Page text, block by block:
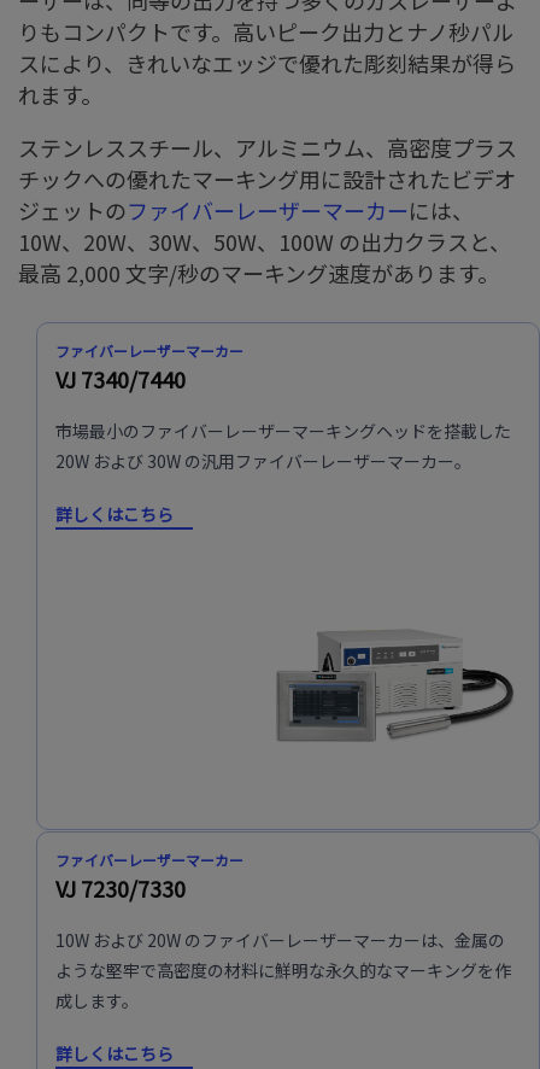
りもコンパクトです。高いピーク出力とナノ秒パル
スにより、きれいなエッジで優れた彫刻結果が得ら
れます。
ステンレススチール、アルミニウム、高密度プラス
チックへの優れたマーキング用に設計されたビデオ
ジェットのファイバーレーザーマーカーには、
10W、20W、30W、50W、100W の出力クラスと、
最高 2,000 文字/秒のマーキング速度があります。
ファイバーレーザーマーカー
VJ 7340/7440
市場最小のファイバーレーザーマーキングヘッドを搭載した
20W および 30W の汎用ファイバーレーザーマーカー。
詳しくはこちら
ファイバーレーザーマーカー
VJ 7230/7330
10W および 20W のファイバーレーザーマーカーは、金属の
ような堅牢で高密度の材料に鮮明な永久的なマーキングを作
成します。
詳しくはこちら